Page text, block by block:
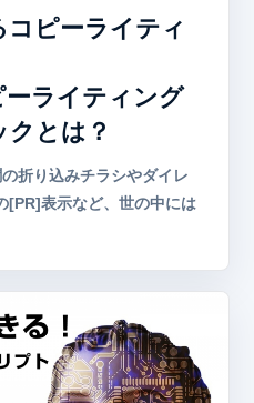
ピーライティ
ライティング
とは？
折り込みチラシやダイレ
[PR]表示など、世の中には